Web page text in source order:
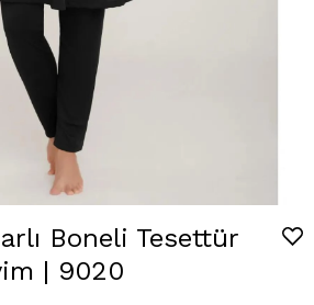
Boneli Tesettür
| 9020